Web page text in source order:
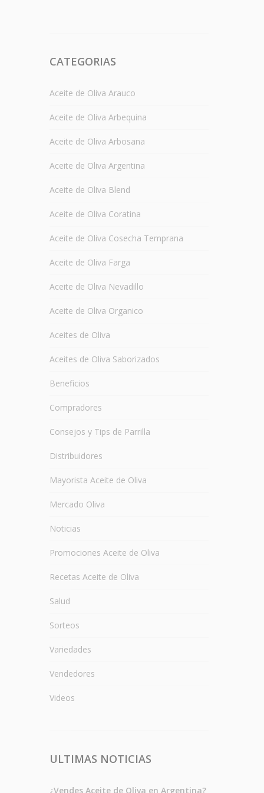
CATEGORIAS
Aceite de Oliva Arauco
Aceite de Oliva Arbequina
Aceite de Oliva Arbosana
Aceite de Oliva Argentina
Aceite de Oliva Blend
Aceite de Oliva Coratina
Aceite de Oliva Cosecha Temprana
Aceite de Oliva Farga
Aceite de Oliva Nevadillo
Aceite de Oliva Organico
Aceites de Oliva
Aceites de Oliva Saborizados
Beneficios
Compradores
Consejos y Tips de Parrilla
Distribuidores
Mayorista Aceite de Oliva
Mercado Oliva
Noticias
Promociones Aceite de Oliva
Recetas Aceite de Oliva
Salud
Sorteos
Variedades
Vendedores
Videos
ULTIMAS NOTICIAS
¿Vendes Aceite de Oliva en Argentina?